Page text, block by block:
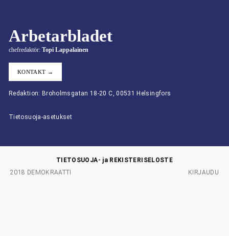
Arbetarbladet
chefredaktör: Topi Lappalainen
KONTAKT →
Redaktion: Broholmsgatan 18-20 C, 00531 Helsingfors
Tietosuoja-asetukset
2018 DEMOKRAATTI
TIETOSUOJA- ja REKISTERISELOSTE
KIRJAUDU